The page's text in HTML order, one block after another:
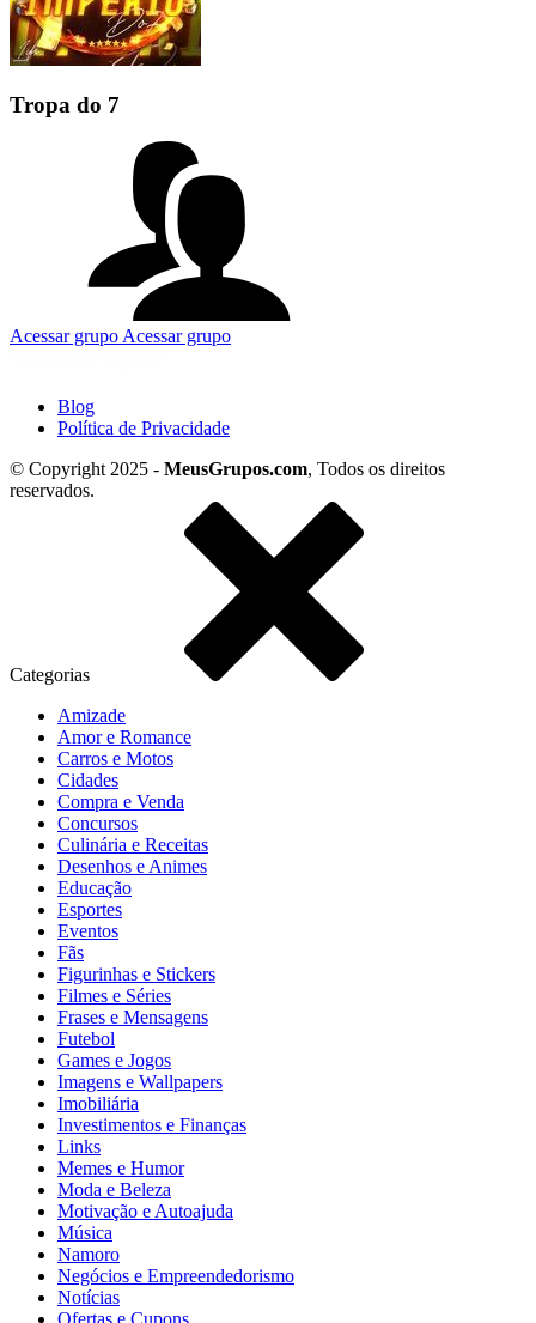
Tropa do 7
Acessar grupo Acessar grupo
Blog
Política de Privacidade
© Copyright 2025 - MeusGrupos.com, Todos os direitos
reservados.
Categorias
Amizade
Amor e Romance
Carros e Motos
Cidades
Compra e Venda
Concursos
Culinária e Receitas
Desenhos e Animes
Educação
Esportes
Eventos
Fãs
Figurinhas e Stickers
Filmes e Séries
Frases e Mensagens
Futebol
Games e Jogos
Imagens e Wallpapers
Imobiliária
Investimentos e Finanças
Links
Memes e Humor
Moda e Beleza
Motivação e Autoajuda
Música
Namoro
Negócios e Empreendedorismo
Notícias
Ofertas e Cupons